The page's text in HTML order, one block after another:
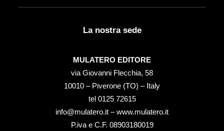
La nostra sede
MULATERO EDITORE
via Giovanni Flecchia, 58
10010 – Piverone (TO) – Italy
tel ‭0125 72615‬
info@mulatero.it –www.mulatero.it
P.iva e C.F. 08903180019